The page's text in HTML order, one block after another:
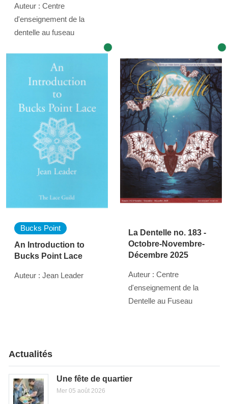
Auteur : Centre
d'enseignement de la
dentelle au fuseau
Bucks Point
An Introduction to
Bucks Point Lace
Auteur : Jean Leader
La Dentelle no. 183 -
Octobre-Novembre-
Décembre 2025
Auteur : Centre
d'enseignement de la
Dentelle au Fuseau
Actualités
Une fête de quartier
Mer 05 août 2026